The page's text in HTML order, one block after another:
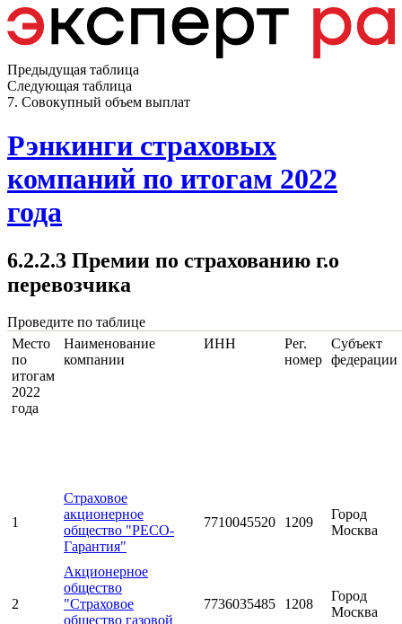
Предыдущая таблица
Следующая таблица
7. Совокупный объем выплат
Рэнкинги страховых
компаний по итогам 2022
года
6.2.2.3 Премии по страхованию г.о
перевозчика
Проведите по таблице
Место
по
итогам
2022
года
Наименование
компании
ИНН
Рег.
номер
Субъект
федерации
1
Страховое
акционерное
общество "РЕСО-
Гарантия"
7710045520 1209
Город
Москва
2
Акционерное
общество
"Страховое
общество газовой
7736035485 1208
Город
Москва